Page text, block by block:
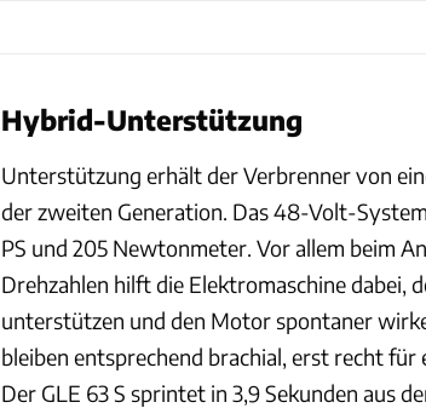
Hybrid-Unterstützung
Unterstützung erhält der Verbrenner von
der zweiten Generation. Das 48-Volt-
PS und 205 Newtonmeter. Vor allem beim
Drehzahlen hilft die Elektromaschine dabei,
unterstützen und den Motor spontaner
bleiben entsprechend brachial, erst recht für
Der GLE 63 S sprintet in 3,9 Sekunden aus